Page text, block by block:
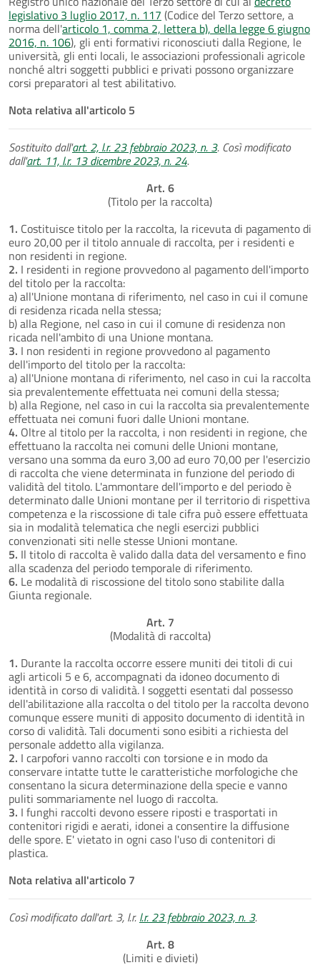
legislativo 3 luglio 2017, n. 117 (Codice del Terzo settore, a
norma dell'articolo 1, comma 2, lettera b), della legge 6 giugno
2016, n. 106), gli enti formativi riconosciuti dalla Regione, le
università, gli enti locali, le associazioni professionali agricole
nonché altri soggetti pubblici e privati possono organizzare
corsi preparatori al test abilitativo.
Nota relativa all'articolo 5
Sostituito dall'art. 2, l.r. 23 febbraio 2023, n. 3. Così modificato
dall'art. 11, l.r. 13 dicembre 2023, n. 24.
Art. 6
(Titolo per la raccolta)
1. Costituisce titolo per la raccolta, la ricevuta di pagamento di
euro 20,00 per il titolo annuale di raccolta, per i residenti e
non residenti in regione.
2. I residenti in regione provvedono al pagamento dell'importo
del titolo per la raccolta:
a) all'Unione montana di riferimento, nel caso in cui il comune
di residenza ricada nella stessa;
b) alla Regione, nel caso in cui il comune di residenza non
ricada nell'ambito di una Unione montana.
3. I non residenti in regione provvedono al pagamento
dell'importo del titolo per la raccolta:
a) all'Unione montana di riferimento, nel caso in cui la raccolta
sia prevalentemente effettuata nei comuni della stessa;
b) alla Regione, nel caso in cui la raccolta sia prevalentemente
effettuata nei comuni fuori dalle Unioni montane.
4. Oltre al titolo per la raccolta, i non residenti in regione, che
effettuano la raccolta nei comuni delle Unioni montane,
versano una somma da euro 3,00 ad euro 70,00 per l'esercizio
di raccolta che viene determinata in funzione del periodo di
validità del titolo. L'ammontare dell'importo e del periodo è
determinato dalle Unioni montane per il territorio di rispettiva
competenza e la riscossione di tale cifra può essere effettuata
sia in modalità telematica che negli esercizi pubblici
convenzionati siti nelle stesse Unioni montane.
5. Il titolo di raccolta è valido dalla data del versamento e fino
alla scadenza del periodo temporale di riferimento.
6. Le modalità di riscossione del titolo sono stabilite dalla
Giunta regionale.
Art. 7
(Modalità di raccolta)
1. Durante la raccolta occorre essere muniti dei titoli di cui
agli articoli 5 e 6, accompagnati da idoneo documento di
identità in corso di validità. I soggetti esentati dal possesso
dell'abilitazione alla raccolta o del titolo per la raccolta devono
comunque essere muniti di apposito documento di identità in
corso di validità. Tali documenti sono esibiti a richiesta del
personale addetto alla vigilanza.
2. I carpofori vanno raccolti con torsione e in modo da
conservare intatte tutte le caratteristiche morfologiche che
consentano la sicura determinazione della specie e vanno
puliti sommariamente nel luogo di raccolta.
3. I funghi raccolti devono essere riposti e trasportati in
contenitori rigidi e aerati, idonei a consentire la diffusione
delle spore. E' vietato in ogni caso l'uso di contenitori di
plastica.
Nota relativa all'articolo 7
Così modificato dall'art. 3, l.r. l.r. 23 febbraio 2023, n. 3.
Art. 8
(Limiti e divieti)